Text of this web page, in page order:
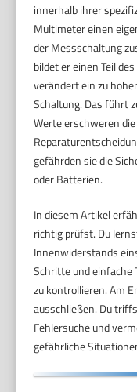
innerhalb ihrer
Multimeter einen
der Messschaltung
bildet er einen Teil
verändert ein zu
Schaltung. Das führt
Werte erschweren
gefährden sie die
oder Batterien.
In diesem Artikel
richtig prüfst. Du
Innenwiderstands
Schritte und einfache
zu kontrollieren. Am
ausschließen. Du
Fehlersuche und
gefährliche